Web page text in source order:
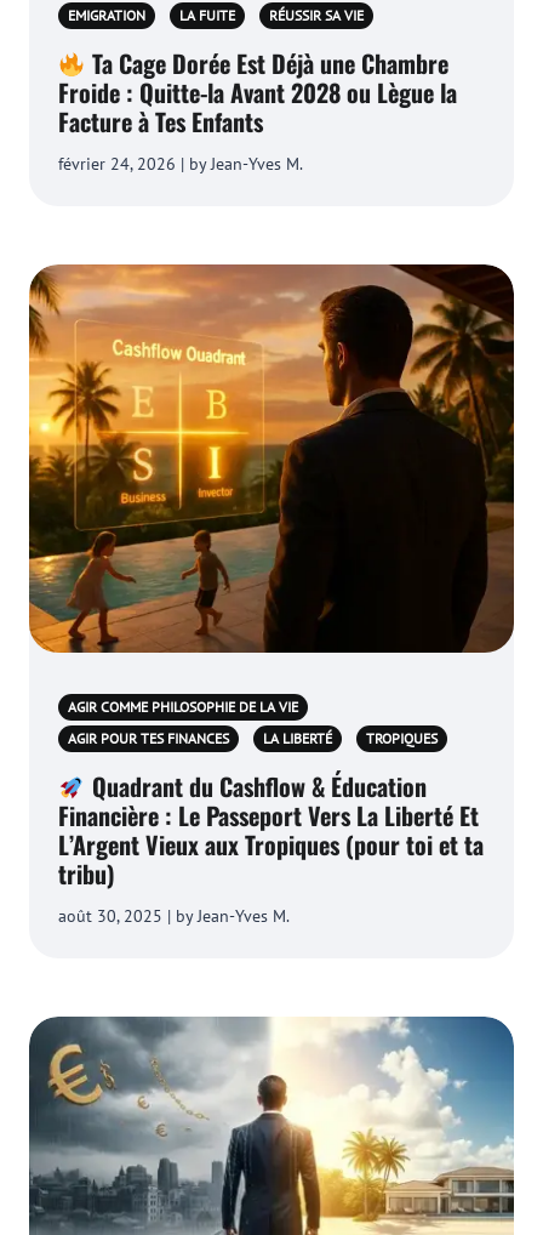
EMIGRATION LA FUITE RÉUSSIR SA VIE
Ta Cage Dorée Est Déjà une Chambre
Froide : Quitte-la Avant 2028 ou Lègue la
Facture à Tes Enfants
février 24, 2026 | by Jean-Yves M.
AGIR COMME PHILOSOPHIE DE LA VIE
AGIR POUR TES FINANCES
LA LIBERTÉ TROPIQUES
Quadrant du Cashflow & Éducation
Financière : Le Passeport Vers La Liberté Et
L’Argent Vieux aux Tropiques (pour toi et ta
tribu)
août 30, 2025 | by Jean-Yves M.